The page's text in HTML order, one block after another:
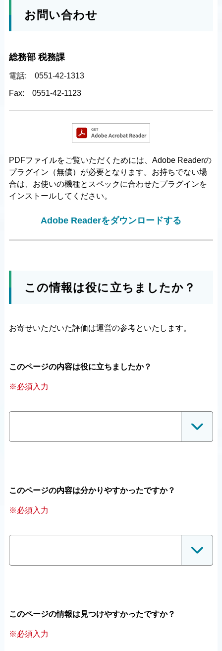
お問い合わせ
総務部 税務課
電話: 0551-42-1313
Fax: 0551-42-1123
PDFファイルをご覧いただくためには、Adobe Readerの
プラグイン（無償）が必要となります。お持ちでない場
合は、お使いの機種とスペックに合わせたプラグインを
インストールしてください。
Adobe Readerをダウンロードする
この情報は役に立ちましたか？
お寄せいただいた評価は運営の参考といたします。
このページの内容は役に立ちましたか？
※必須入力
このページの内容は分かりやすかったですか？
※必須入力
このページの情報は見つけやすかったですか？
※必須入力